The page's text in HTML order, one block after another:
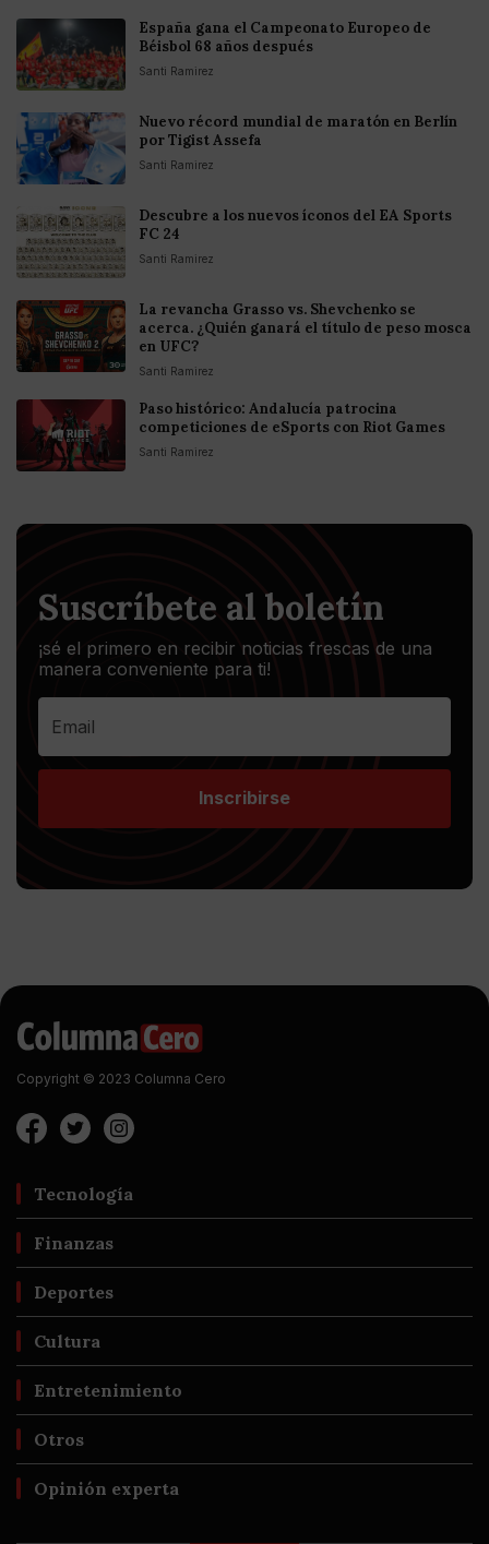
España gana el Campeonato Europeo de
Béisbol 68 años después
Santi Ramirez
Nuevo récord mundial de maratón en Berlín
por Tigist Assefa
Santi Ramirez
Descubre a los nuevos íconos del EA Sports
FC 24
Santi Ramirez
La revancha Grasso vs. Shevchenko se
acerca. ¿Quién ganará el título de peso mosca
en UFC?
Santi Ramirez
Paso histórico: Andalucía patrocina
competiciones de eSports con Riot Games
Santi Ramirez
Suscríbete al boletín
¡sé el primero en recibir noticias frescas de una
manera conveniente para ti!
Inscribirse
Copyright © 2023 Columna Cero
Tecnología
Finanzas
Deportes
Cultura
Entretenimiento
Otros
Opinión experta